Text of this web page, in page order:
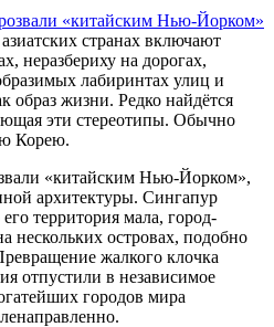
странах включают
неразбериху на дорогах,
лабиринтах улиц и
образ жизни. Редко найдётся
эти стереотипы. Обычно
Корею.
«китайским Нью-Йорком»,
архитектуры. Сингапур
территория мала, город-
нескольких островах, подобно
жалкого клочка
отпустили в независимое
городов мира